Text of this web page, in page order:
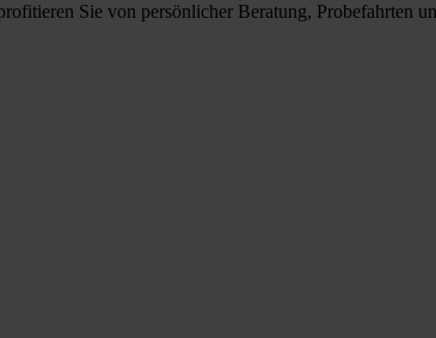
Sie von persönlicher Beratung, Probefahrten